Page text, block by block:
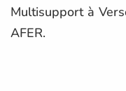
Multisupport à
AFER.